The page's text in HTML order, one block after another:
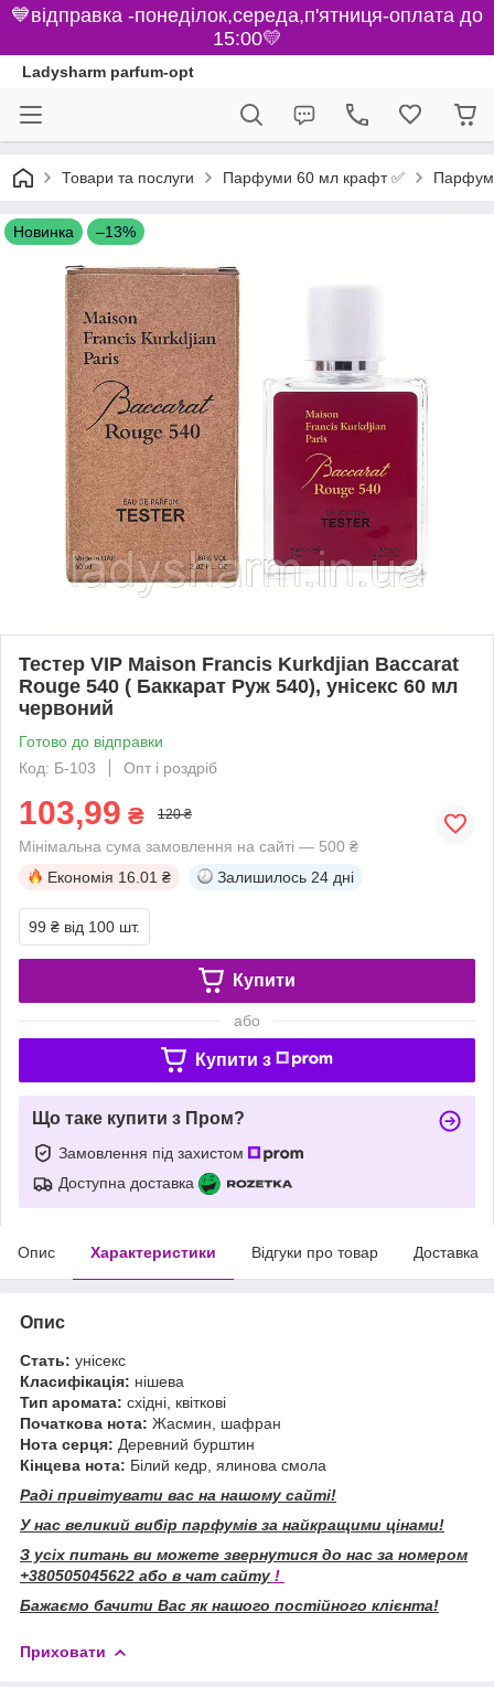
💙відправка -понеділок,середа,п'ятниця-оплата до
15:00💛
Ladysharm parfum-opt
Товари та послуги Парфуми 60 мл крафт ✅
Новинка –13%
Тестер VIP Maison Francis Kurkdjian Baccarat
Rouge 540 ( Баккарат Руж 540), унісекс 60 мл
червоний
Готово до відправки
Код: Б-103
Опт і роздріб
103,99 ₴ 120 ₴
Мінімальна сума замовлення на сайті — 500 ₴
Економія 16.01 ₴ Залишилось 24 дні
99 ₴ від 100 шт.
Купити
або
Купити з
Що таке купити з Пром?
Замовлення під захистом
Доступна доставка
Опис Характеристики Відгуки про товар Доставка
Опис
Стать: унісекс
Класифікація: нішева
Тип аромата: східні, квіткові
Початкова нота: Жасмин, шафран
Нота серця: Деревний бурштин
Кінцева нота: Білий кедр, ялинова смола
Раді привітувати вас на нашому сайті!
У нас великий вибір парфумів за найкращими цінами!
З усіх питань ви можете звернутися до нас за номером
+380505045622 або в чат сайту !
Бажаємо бачити Вас як нашого постійного клієнта!
Приховати